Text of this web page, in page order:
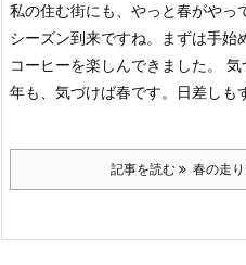
私の住む街にも、やっと春がやっ
シーズン到来ですね。まずは手
コーヒーを楽しんできました。
年も、気づけば春です。日差しも
記事を読む 春の走